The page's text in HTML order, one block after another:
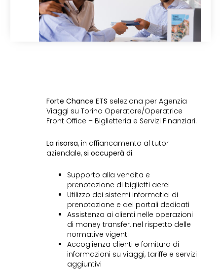
Forte Chance ETS seleziona per Agenzia
Viaggi su Torino Operatore/Operatrice
Front Office – Biglietteria e Servizi Finanziari.
La risorsa, in affiancamento al tutor
aziendale, si occuperà di:
Supporto alla vendita e
prenotazione di biglietti aerei
Utilizzo dei sistemi informatici di
prenotazione e dei portali dedicati
Assistenza ai clienti nelle operazioni
di money transfer, nel rispetto delle
normative vigenti
Accoglienza clienti e fornitura di
informazioni su viaggi, tariffe e servizi
aggiuntivi